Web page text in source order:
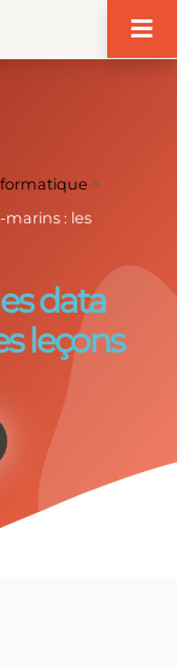
>
: les
data
leçons